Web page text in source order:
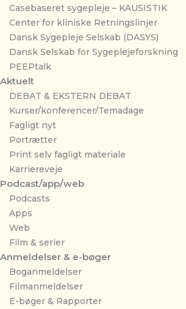
Casebaseret sygepleje – KAUSISTIK
Center for kliniske Retningslinjer
Dansk Sygepleje Selskab (DASYS)
Dansk Selskab for Sygeplejeforskning
PEEPtalk
Aktuelt
DEBAT & EKSTERN DEBAT
Kurser/konferencer/Temadage
Fagligt nyt
Portrætter
Print selv fagligt materiale
Karriereveje
Podcast/app/web
Podcasts
Apps
Web
Film & serier
Anmeldelser & e-bøger
Boganmeldelser
Filmanmeldelser
E-bøger & Rapporter